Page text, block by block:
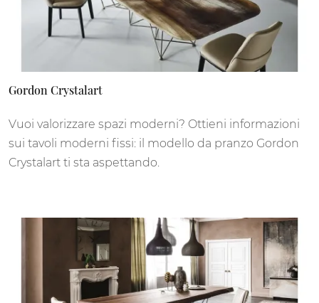
Gordon Crystalart
Vuoi valorizzare spazi moderni? Ottieni informazioni
sui tavoli moderni fissi: il modello da pranzo Gordon
Crystalart ti sta aspettando.